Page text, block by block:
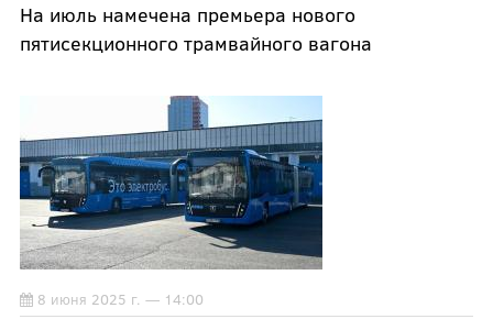
На июль намечена премьера нового
пятисекционного трамвайного вагона
8 июня 2025 г. — 14:00